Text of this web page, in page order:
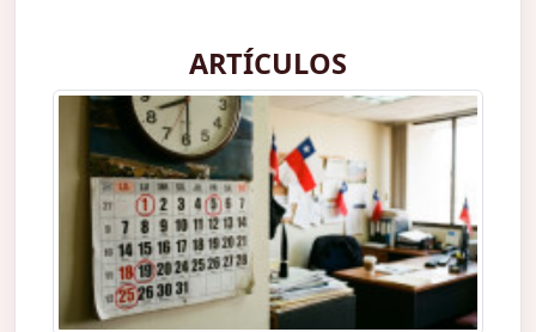
ARTÍCULOS